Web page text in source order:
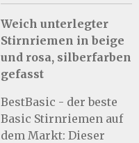
Weich unterlegter
Stirnriemen in beige
und rosa, silberfarben
gefasst
BestBasic - der beste
Basic Stirnriemen auf
dem Markt: Dieser